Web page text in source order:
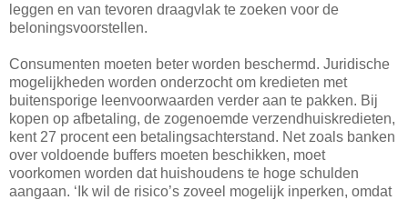
leggen en van tevoren draagvlak te zoeken voor de
beloningsvoorstellen.
Consumenten moeten beter worden beschermd. Juridische
mogelijkheden worden onderzocht om kredieten met
buitensporige leenvoorwaarden verder aan te pakken. Bij
kopen op afbetaling, de zogenoemde verzendhuiskredieten,
kent 27 procent een betalingsachterstand. Net zoals banken
over voldoende buffers moeten beschikken, moet
voorkomen worden dat huishoudens te hoge schulden
aangaan. ‘Ik wil de risico’s zoveel mogelijk inperken, omdat